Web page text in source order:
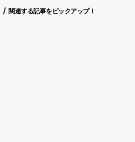
関連する記事をピックアップ！